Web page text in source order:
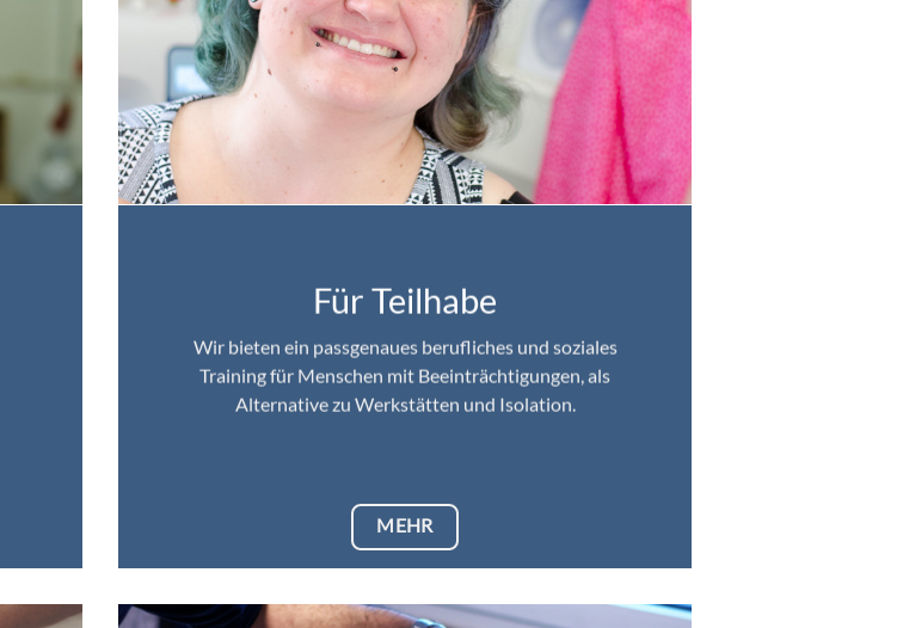
Für Teilhabe
Wir bieten ein passgenaues berufliches und soziales
Training für Menschen mit Beeinträchtigungen, als
Alternative zu Werkstätten und Isolation.
MEHR